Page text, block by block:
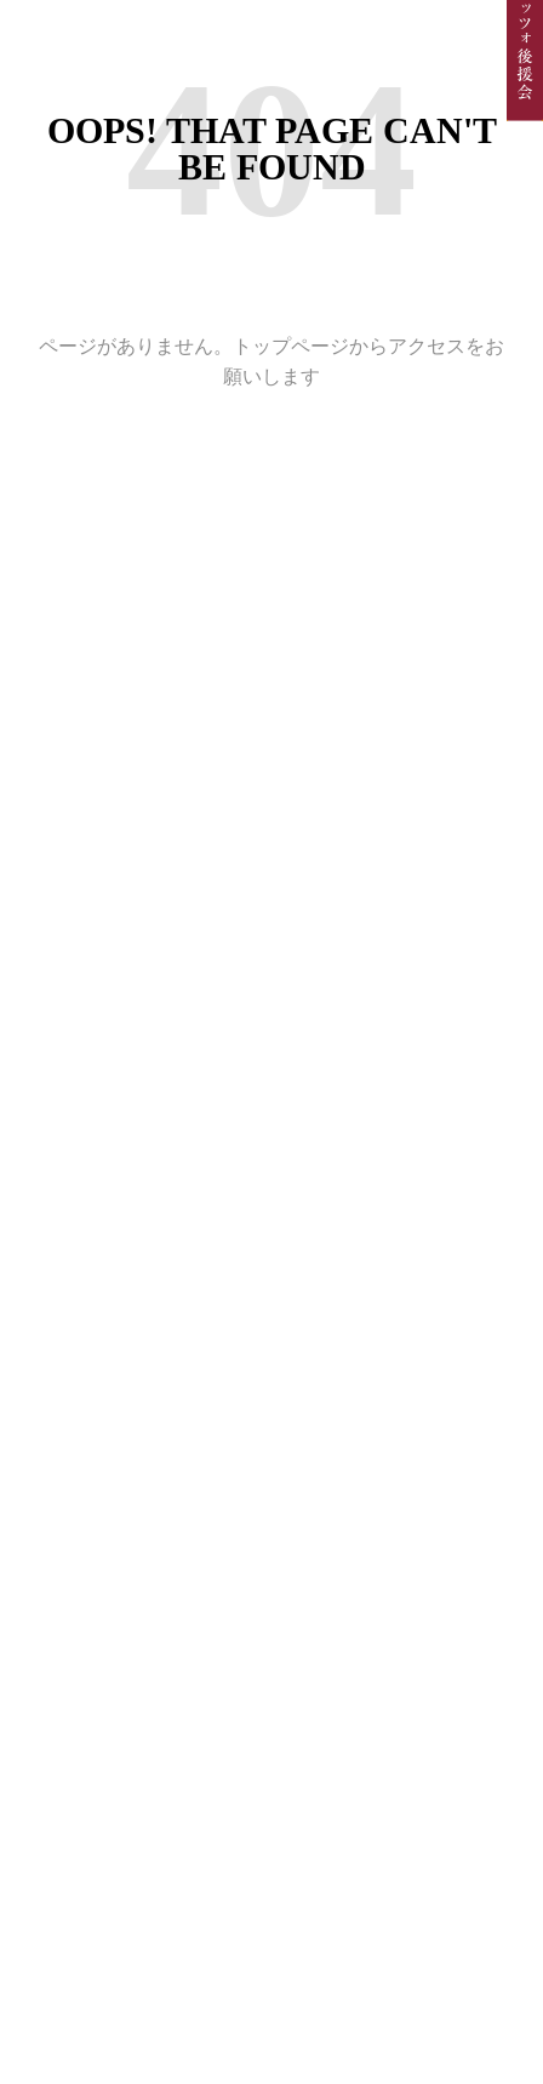
404
OOPS! THAT PAGE CAN'T
BE FOUND
ページがありません。トップページからアクセスをお
願いします